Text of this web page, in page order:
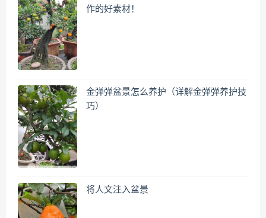
作的好素材！
金弹弹盆景怎么养护（详解金弹弹养护技
巧）
将人文注入盆景